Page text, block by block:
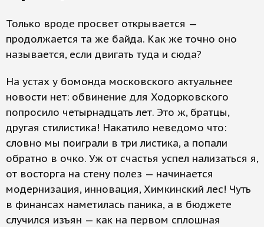
Только вроде просвет открывается —
продолжается та же байда. Как же точно оно
называется, если двигать туда и сюда?
На устах у бомонда московского актуальнее
новости нет: обвинение для Ходорковского
попросило четырнадцать лет. Это ж, братцы,
другая стилистика! Накатило неведомо что:
словно мы поиграли в три листика, а попали
обратно в очко. Уж от счастья успел нализаться я,
от восторга на стену полез — начинается
модернизация, инновация, Химкинский лес! Чуть
в финансах наметилась паника, а в бюджете
случился изъян — как на первом сплошная